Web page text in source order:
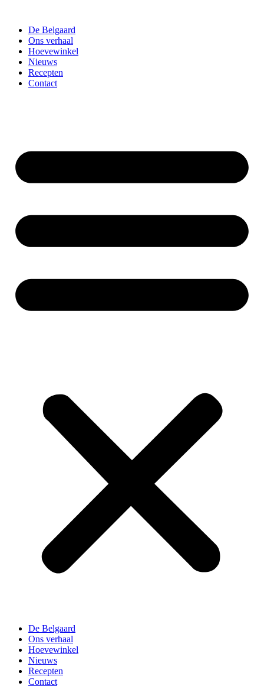
inhoud
De Belgaard
Ons verhaal
Hoevewinkel
Nieuws
Recepten
Contact
De Belgaard
Ons verhaal
Hoevewinkel
Nieuws
Recepten
Contact